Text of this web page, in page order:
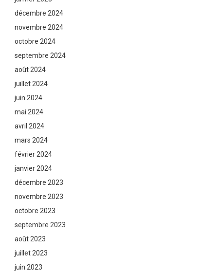
décembre 2024
novembre 2024
octobre 2024
septembre 2024
août 2024
juillet 2024
juin 2024
mai 2024
avril 2024
mars 2024
février 2024
janvier 2024
décembre 2023
novembre 2023
octobre 2023
septembre 2023
août 2023
juillet 2023
juin 2023